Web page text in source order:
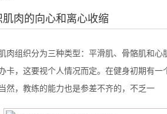
肌肉的向心和离心收缩
组织分为三种类型：平滑肌、骨骼肌和心
卡，这要视个人情况而定。在健身初期有
然，教练的能力也是参差不齐的，不乏一